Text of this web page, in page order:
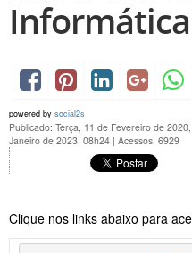
Informática
powered by social2s
Publicado: Terça, 11 de Fevereiro de
Janeiro de 2023, 08h24 | Acessos: 6929
Clique nos links abaixo para